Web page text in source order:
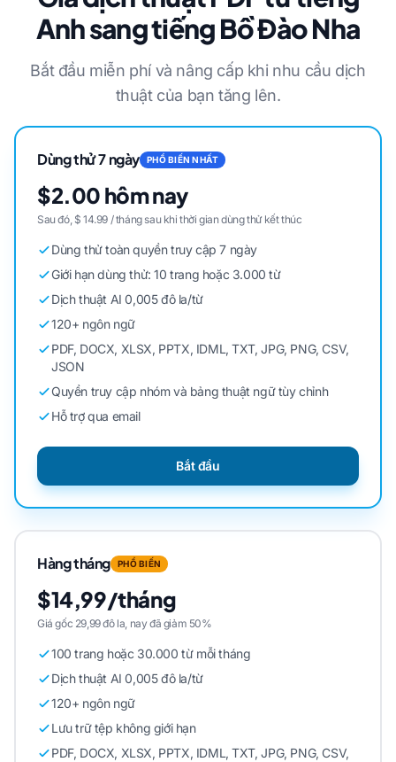
Anh sang tiếng Bồ Đào Nha
Bắt đầu miễn phí và nâng cấp khi nhu cầu dịch
thuật của bạn tăng lên.
Dùng thử 7 ngày PHỔ BIẾN NHẤT
$2.00 hôm nay
Sau đó, $ 14.99 / tháng sau khi thời gian dùng thử kết thúc
Dùng thử toàn quyền truy cập 7 ngày
Giới hạn dùng thử: 10 trang hoặc 3.000 từ
Dịch thuật AI 0,005 đô la/từ
120+ ngôn ngữ
PDF, DOCX, XLSX, PPTX, IDML, TXT, JPG, PNG, CSV,
JSON
Quyền truy cập nhóm và bảng thuật ngữ tùy chỉnh
Hỗ trợ qua email
Bắt đầu
Hàng tháng PHỔ BIẾN
$14,99/tháng
Giá gốc 29,99 đô la, nay đã giảm 50%
100 trang hoặc 30.000 từ mỗi tháng
Dịch thuật AI 0,005 đô la/từ
120+ ngôn ngữ
Lưu trữ tệp không giới hạn
PDF, DOCX, XLSX, PPTX, IDML, TXT, JPG, PNG, CSV,